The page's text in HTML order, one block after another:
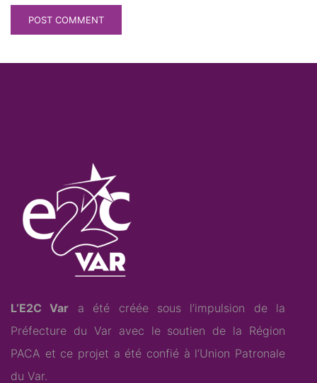
L’E2C Var a été créée sous l’impulsion de la
Préfecture du Var avec le soutien de la Région
PACA et ce projet a été confié à l’Union Patronale
du Var.